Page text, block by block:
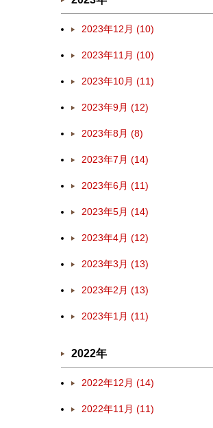
2023年12月 (10)
2023年11月 (10)
2023年10月 (11)
2023年9月 (12)
2023年8月 (8)
2023年7月 (14)
2023年6月 (11)
2023年5月 (14)
2023年4月 (12)
2023年3月 (13)
2023年2月 (13)
2023年1月 (11)
2022年
2022年12月 (14)
2022年11月 (11)